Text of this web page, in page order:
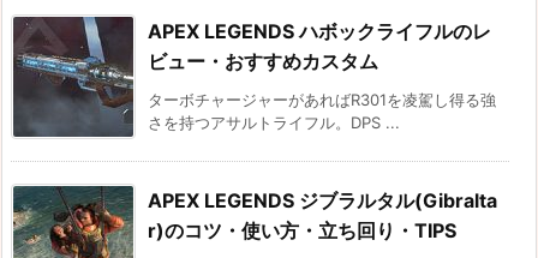
APEX LEGENDS ハボックライフルのレ
ビュー・おすすめカスタム
ターボチャージャーがあればR301を凌駕し得る強
さを持つアサルトライフル。DPS ...
APEX LEGENDS ジブラルタル(Gibralta
r)のコツ・使い方・立ち回り・TIPS